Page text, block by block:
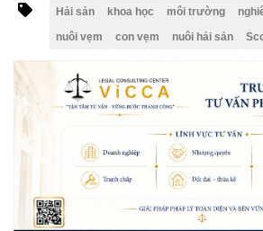
Hải sản khoa học môi trường
nuôi vẹm
con vẹm nuôi hải sản